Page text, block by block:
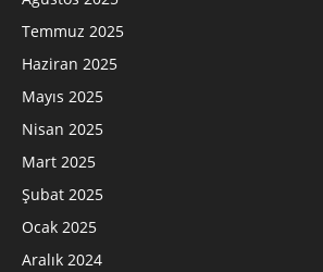
Temmuz 2025
Haziran 2025
Mayıs 2025
Nisan 2025
Mart 2025
Şubat 2025
Ocak 2025
Aralık 2024